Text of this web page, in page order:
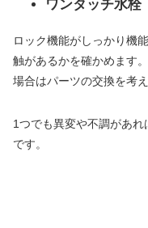
ワンタッチ水栓
ロック機能がしっかり機
触があるかを確かめます
場合はパーツの交換を考え
1つでも異変や不調があ
です。